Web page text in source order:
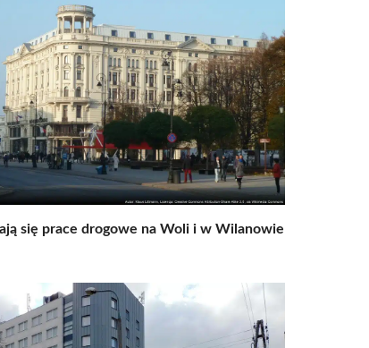
się prace drogowe na Woli i w Wilanowie